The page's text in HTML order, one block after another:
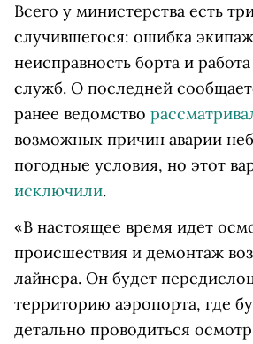
Всего у министерства есть
случившегося: ошибка
неисправность борта и
служб. О последней
ранее ведомство
возможных причин аварии
погодные условия, но этот
исключили.
«В настоящее время идет
происшествия и демонтаж
лайнера. Он будет
территорию аэропорта, где
детально проводиться